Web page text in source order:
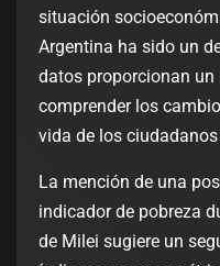
situación
Argentina ha sido un
datos proporcionan
comprender los
vida de los
La mención de una
indicador de pobreza
de Milei sugiere un